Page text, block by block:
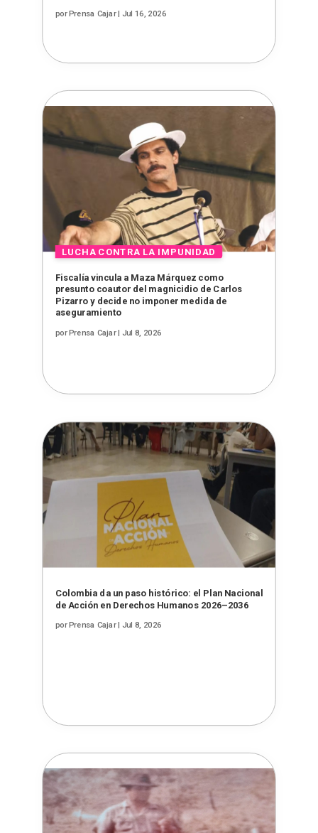
porPrensa Cajar| Jul 16, 2026
Fiscalía vincula a Maza Márquez como
presunto coautor del magnicidio de Carlos
Pizarro y decide no imponer medida de
aseguramiento
porPrensa Cajar| Jul 8, 2026
Colombia da un paso histórico: el Plan Nacional
de Acción en Derechos Humanos 2026–2036
porPrensa Cajar| Jul 8, 2026